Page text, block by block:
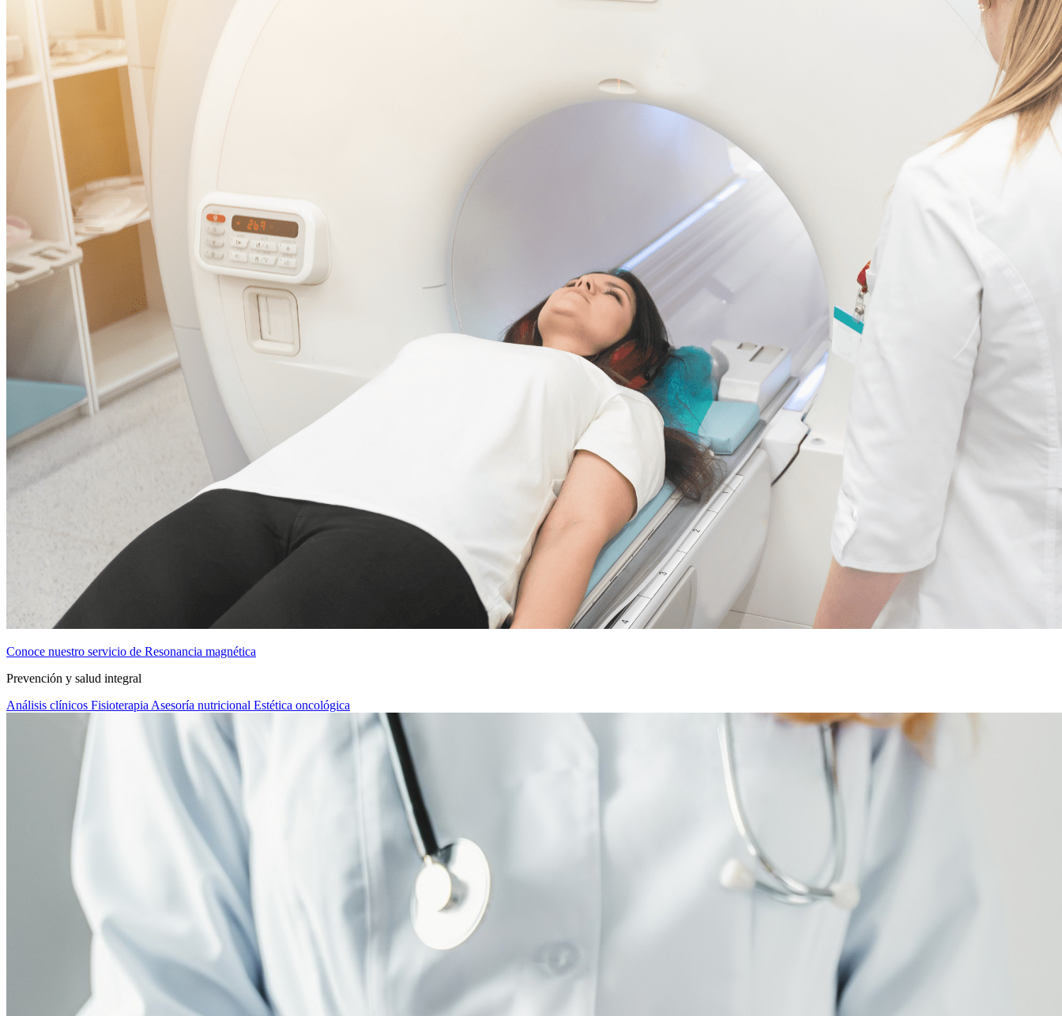
Conoce nuestro servicio de Resonancia magnética
Prevención y salud integral
Análisis clínicos Fisioterapia Asesoría nutricional Estética oncológica